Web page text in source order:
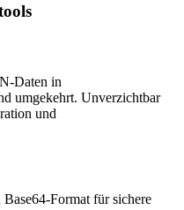
Daten in
umgekehrt. Unverzichtbar
und
Format für sichere